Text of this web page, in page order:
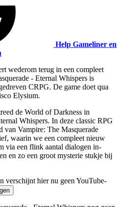
Help Gameliner en
wederom terug in een compleet
- Eternal Whispers is
CRPG. De game doet qua
Elysium.
de World of Darkness in
Whispers. In deze classic RPG
van Vampire: The Masquerade
waarin we een compleet nieuw
via een flink aantal dialogen in-
en zo een groot mysterie stukje bij
verschijnt hier nu geen YouTube-